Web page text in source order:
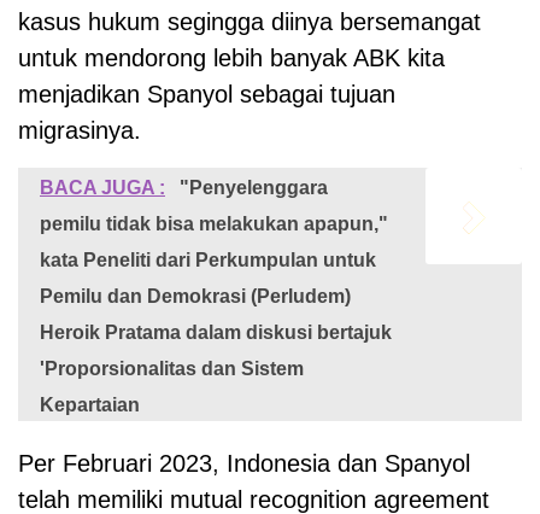
kasus hukum segingga diinya bersemangat
untuk mendorong lebih banyak ABK kita
menjadikan Spanyol sebagai tujuan
migrasinya.
BACA JUGA :
"Penyelenggara
pemilu tidak bisa melakukan apapun,"
kata Peneliti dari Perkumpulan untuk
Pemilu dan Demokrasi (Perludem)
Heroik Pratama dalam diskusi bertajuk
'Proporsionalitas dan Sistem
Kepartaian
Per Februari 2023, Indonesia dan Spanyol
telah memiliki mutual recognition agreement